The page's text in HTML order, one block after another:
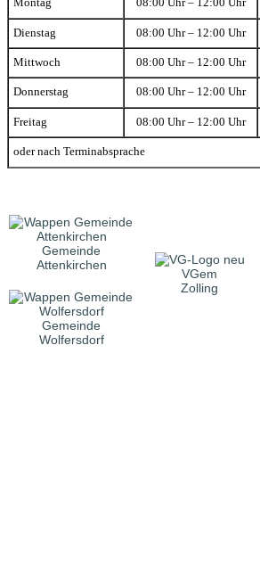
Dienstag 08:00 Uhr – 12:00 Uhr
Mittwoch 08:00 Uhr – 12:00 Uhr
Donnerstag 08:00 Uhr – 12:00 Uhr
Freitag 08:00 Uhr – 12:00 Uhr
oder nach Terminabsprache
Gemeinde
Attenkirchen
VGem
Zolling
Gemeinde
Wolfersdorf